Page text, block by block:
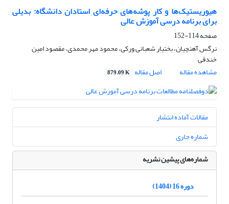
هیوریستیک‌ها و کار پوشه‌های حرفه‌ای استادان دانشگاه: بدیلی
برای برنامه درسی آموزش عالی
صفحه114-152
نرگس آهنچیان، بختیار شعبانی ورکی، محمود مهر محمدی، مقصود امین
خندقی
مشاهده مقاله
اصل مقاله 879.09 K
مقالات آماده انتشار
شماره جاری
شماره‌های پیشین نشریه
دوره 16 (1404)